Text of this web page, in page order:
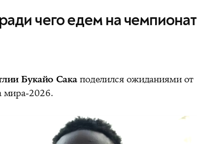
чего едем на чемпионат
Букайо Сакаподелился ожиданиями от
мира-2026.